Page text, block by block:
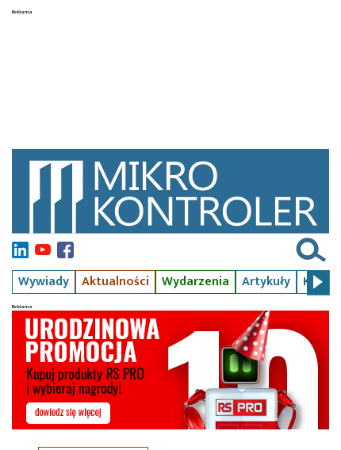
Wywiady Aktualności Wydarzenia Artykuły Kursy